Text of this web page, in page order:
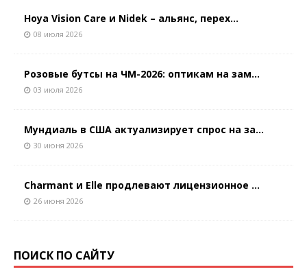
Hoya Vision Care и Nidek – альянс, перех...
08 июля 2026
Розовые бутсы на ЧМ-2026: оптикам на зам...
03 июля 2026
Мундиаль в США актуализирует спрос на за...
30 июня 2026
Charmant и Elle продлевают лицензионное ...
26 июня 2026
ПОИСК ПО САЙТУ